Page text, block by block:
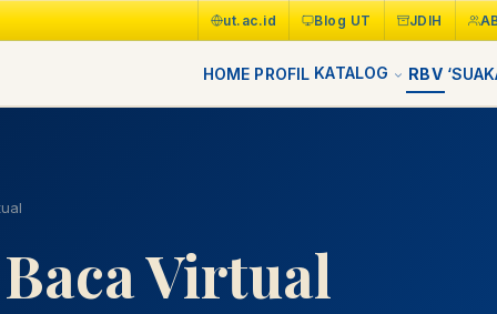
ut.ac.id Blog UT JDIH
HOME PROFIL KATALOG RBV
Virtual